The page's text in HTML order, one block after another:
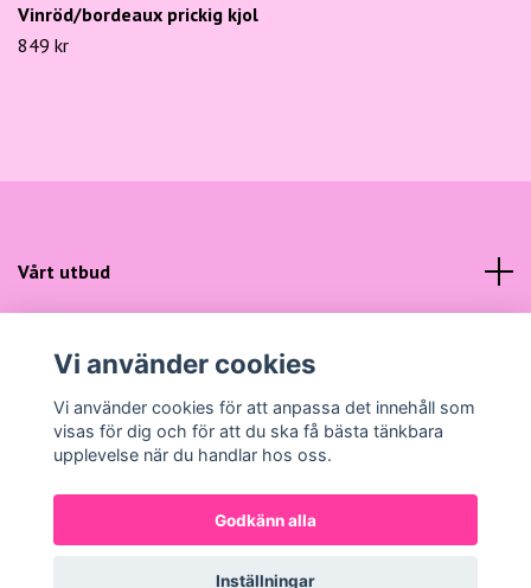
Vinröd/bordeaux prickig kjol
849 kr
Vårt utbud
Sociala medier
© 2026 Gunns ModePowered by Quickbutik
Vi använder cookies
Vi använder cookies för att anpassa det innehåll som
visas för dig och för att du ska få bästa tänkbara
upplevelse när du handlar hos oss.
Godkänn alla
Inställningar